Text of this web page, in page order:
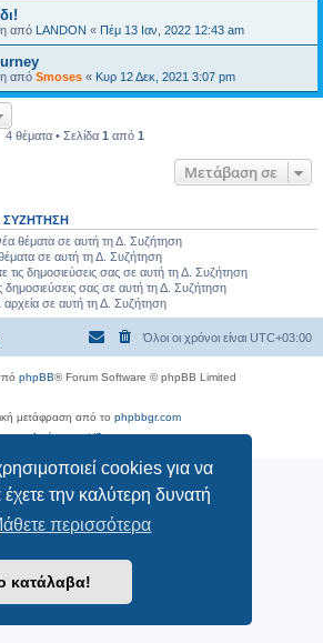
cookies για να
έχετε την καλύτερη δυνατή
περισσότερα
κατάλαβα!
από LANDON « Πέμ 13 Ιαν, 2022 12:43 am
από Smoses « Κυρ 12 Δεκ, 2021 3:07 pm
4 θέματα • Σελίδα 1 από 1
Μετάβαση σε
ΣΥΖΉΤΗΣΗ
θέματα σε αυτή τη Δ. Συζήτηση
σε αυτή τη Δ. Συζήτηση
τις δημοσιεύσεις σας σε αυτή τη Δ. Συζήτηση
δημοσιεύσεις σας σε αυτή τη Δ. Συζήτηση
αρχεία σε αυτή τη Δ. Συζήτηση
Όλοι οι χρόνοι είναι UTC+03:00
phpBB® Forum Software © phpBB Limited
μετάφραση από το phpbbgr.com
Απόρρητο|Όροι